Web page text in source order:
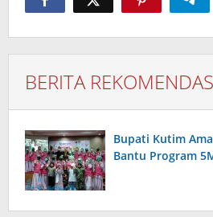
BERITA
Bupati Kutim
Bantu Program